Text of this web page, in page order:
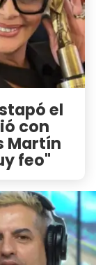
el
con
Martín
feo"